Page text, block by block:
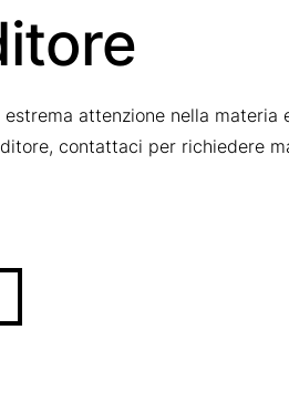
attenzione nella materia
contattaci per richiedere